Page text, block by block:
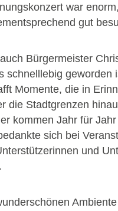
war
gut
Bürgermeister
schnelllebig
Momente, die in
die Stadtgrenzen
kommen Jahr für
sich bei
und